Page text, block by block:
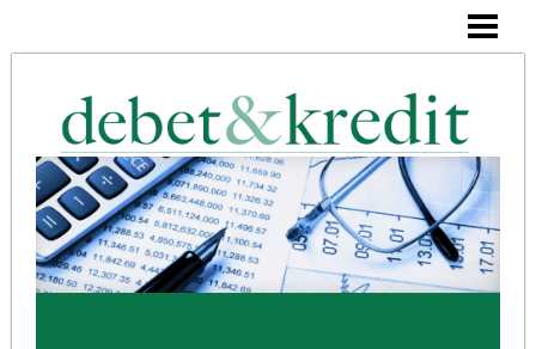
KONTERING
BLOGG